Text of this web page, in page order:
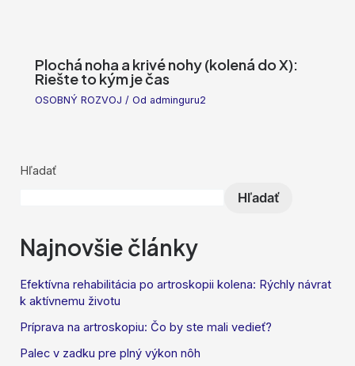
Plochá noha a krivé nohy (kolená do X):
Riešte to kým je čas
OSOBNÝ ROZVOJ / Od adminguru2
Hľadať
Hľadať
Najnovšie články
Efektívna rehabilitácia po artroskopii kolena: Rýchly návrat
k aktívnemu životu
Príprava na artroskopiu: Čo by ste mali vedieť?
Palec v zadku pre plný výkon nôh